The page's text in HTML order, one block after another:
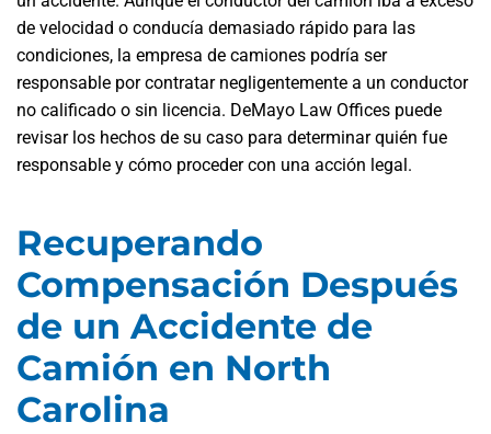
de velocidad o conducía demasiado rápido para las
condiciones, la empresa de camiones podría ser
responsable por contratar negligentemente a un conductor
no calificado o sin licencia. DeMayo Law Offices puede
revisar los hechos de su caso para determinar quién fue
responsable y cómo proceder con una acción legal.
Recuperando
Compensación Después
de un Accidente de
Camión en North
Carolina